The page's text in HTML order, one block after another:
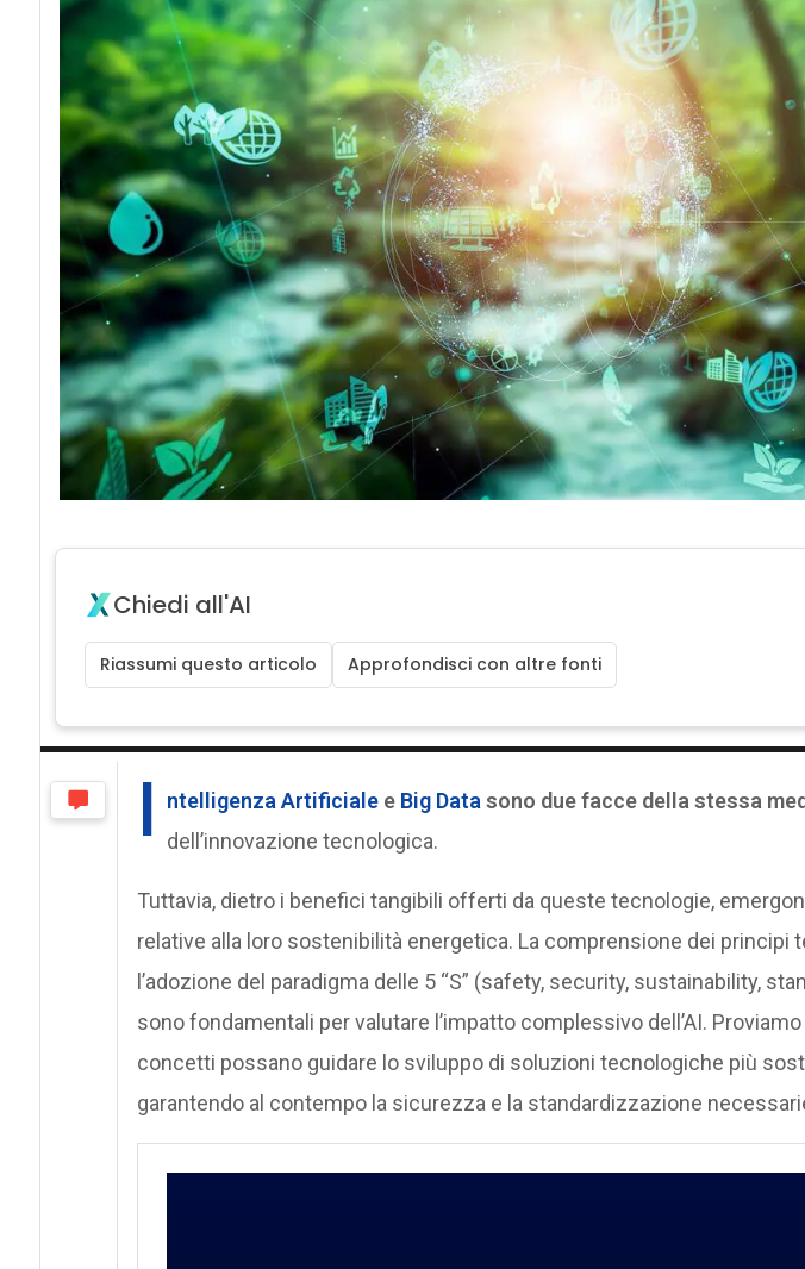
Chiedi all'AI
Riassumi questo articolo Approfondisci con altre fonti
I ntelligenza Artificialee Big Data sono due facce della stessa
dell’innovazione tecnologica.
Tuttavia, dietro i benefici tangibili offerti da queste tecnologie,
relative alla loro sostenibilità energetica. La comprensione dei principi
l’adozione del paradigma delle 5 “S” (safety, security, sustainability,
sono fondamentali per valutare l’impatto complessivo dell’AI.
concetti possano guidare lo sviluppo di soluzioni tecnologiche più
garantendo al contempo la sicurezza e la standardizzazione